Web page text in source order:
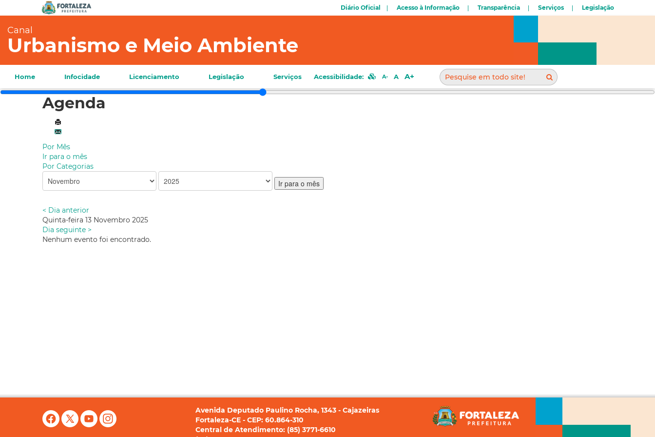
Diário Oficial Acesso à Informação Transparência Serviços Legislação
Canal
Urbanismo e Meio Ambiente
Home Infocidade Licenciamento Legislação Serviços Acessibilidade: A- A A+
Agenda
Por Mês
Ir para o mês
Por Categorias
Ir para o mês
< Dia anterior
Quinta-feira 13 Novembro 2025
Dia seguinte >
Nenhum evento foi encontrado.
Avenida Deputado Paulino Rocha, 1343 - Cajazeiras
Fortaleza-CE - CEP: 60.864-310
Central de Atendimento: (85) 3771-6610